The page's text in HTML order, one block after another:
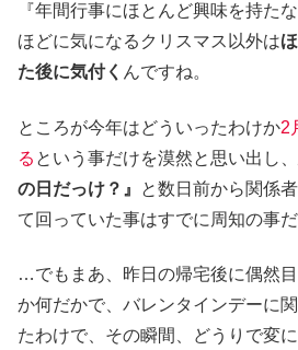
『年間行事にほとんど興味を持た
ほどに気になるクリスマス以外は
た後に気付く んですね。
ところが今年はどういったわけか2
る という事だけを漠然と思い出し、
の日だっけ？』
と数日前から関係
て回っていた事はすでに周知の事だ
…でもまあ、昨日の帰宅後に偶然
か何だかで、バレンタインデーに
たわけで、その瞬間、どうりで変